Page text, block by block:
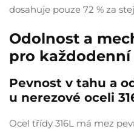
dosahuje pouze 72 % za
Odolnost a
pro každodenní
Pevnost v tahu a
u nerezové oceli
Ocel třídy 316L má mez